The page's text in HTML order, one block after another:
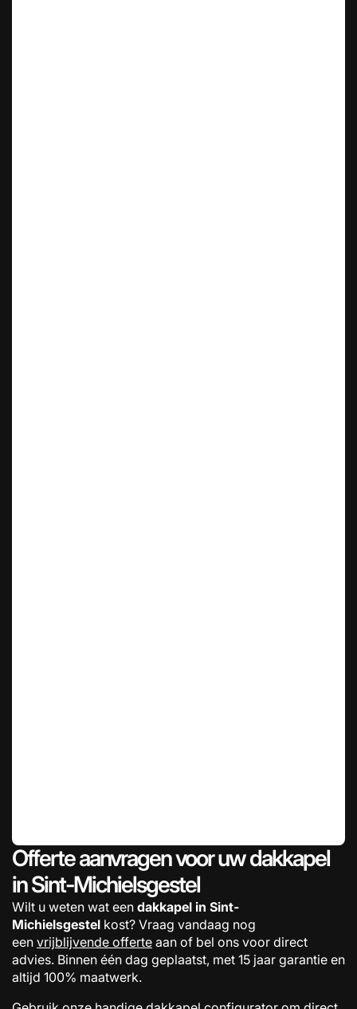
Offerte aanvragen voor uw dakkapel
in Sint-Michielsgestel
Wilt u weten wat een dakkapel in Sint-
Michielsgestel kost? Vraag vandaag nog
een vrijblijvende offerte aan of bel ons voor direct
advies. Binnen één dag geplaatst, met 15 jaar garantie en
altijd 100% maatwerk.